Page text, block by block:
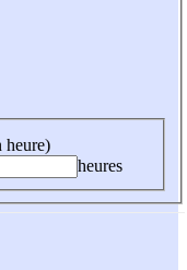
heure)
heures